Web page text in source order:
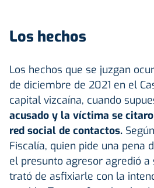
Los hechos
Los hechos que se juzgan
de diciembre de 2021 en el
capital vizcaína, cuando
acusado y la víctima se
red social de contactos.
Fiscalía, quien pide una pena
el presunto agresor agredió
trató de asfixiarle con la